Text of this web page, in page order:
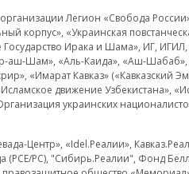
Легион «Свобода
корпус», «Украинская
Государство Ирака и Шама», ИГ,
аш-Шам», «Аль-Каида», «Аш-
«Имарат Кавказ»
движение Узбекистана»,
украинских
Центр», «Idel.Реалии»,
(PCE/PC), "Сибирь.Реалии", Фонд